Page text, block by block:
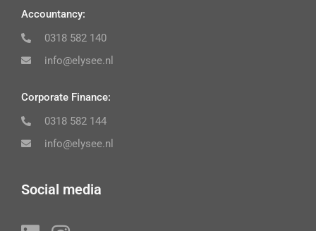
Accountancy:
0318 582 140
info@elysee.nl
Corporate Finance:
0318 582 144
info@elysee.nl
Social media